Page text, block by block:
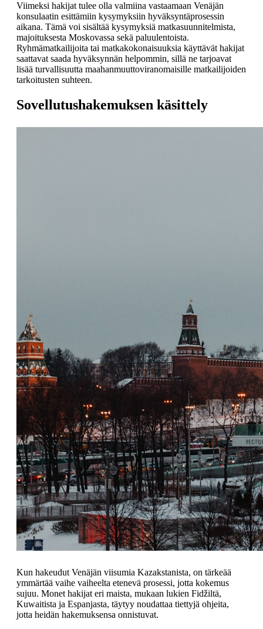
Viimeksi hakijat tulee olla valmiina vastaamaan Venäjän
konsulaatin esittämiin kysymyksiin hyväksyntäprosessin
aikana. Tämä voi sisältää kysymyksiä matkasuunnitelmista,
majoituksesta Moskovassa sekä paluulentoista.
Ryhmämatkailijoita tai matkakokonaisuuksia käyttävät hakijat
saattavat saada hyväksynnän helpommin, sillä ne tarjoavat
lisää turvallisuutta maahanmuuttoviranomaisille matkailijoiden
tarkoitusten suhteen.
Sovellutushakemuksen käsittely
Kun hakeudut Venäjän viisumia Kazakstanista, on tärkeää
ymmärtää vaihe vaiheelta etenevä prosessi, jotta kokemus
sujuu. Monet hakijat eri maista, mukaan lukien Fidžiltä,
Kuwaitista ja Espanjasta, täytyy noudattaa tiettyjä ohjeita,
jotta heidän hakemuksensa onnistuvat.